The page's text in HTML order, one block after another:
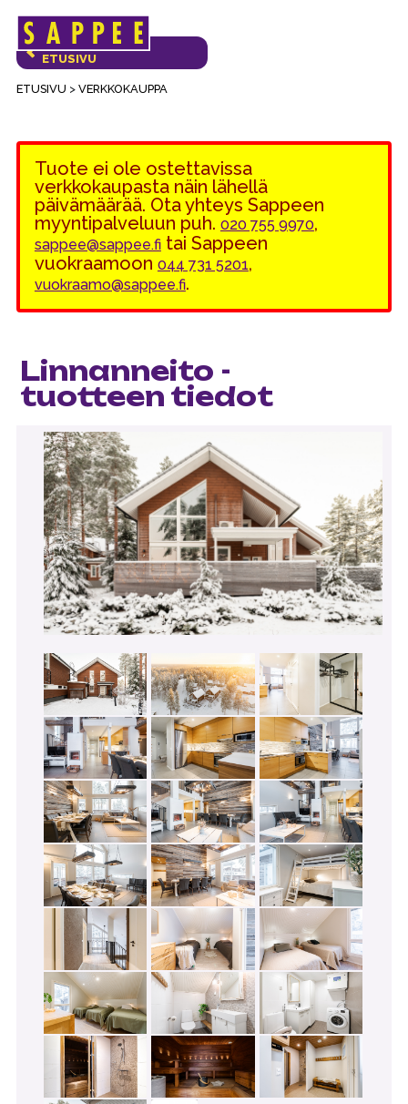
Päävalikko
ETUSIVU > VERKKOKAUPPA
VERKKOKAUPAN
ETUSIVU
Tuote ei ole ostettavissa
verkkokaupasta näin lähellä
päivämäärää. Ota yhteys Sappeen
myyntipalveluun puh. 020 755 9970,
sappee@sappee.fitai Sappeen
vuokraamoon 044 731 5201,
vuokraamo@sappee.fi.
Linnanneito -
tuotteen tiedot